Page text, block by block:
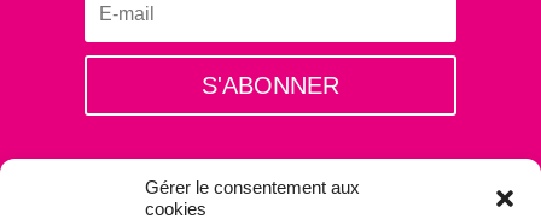
Gérer le consentement aux
cookies
S'ABONNER